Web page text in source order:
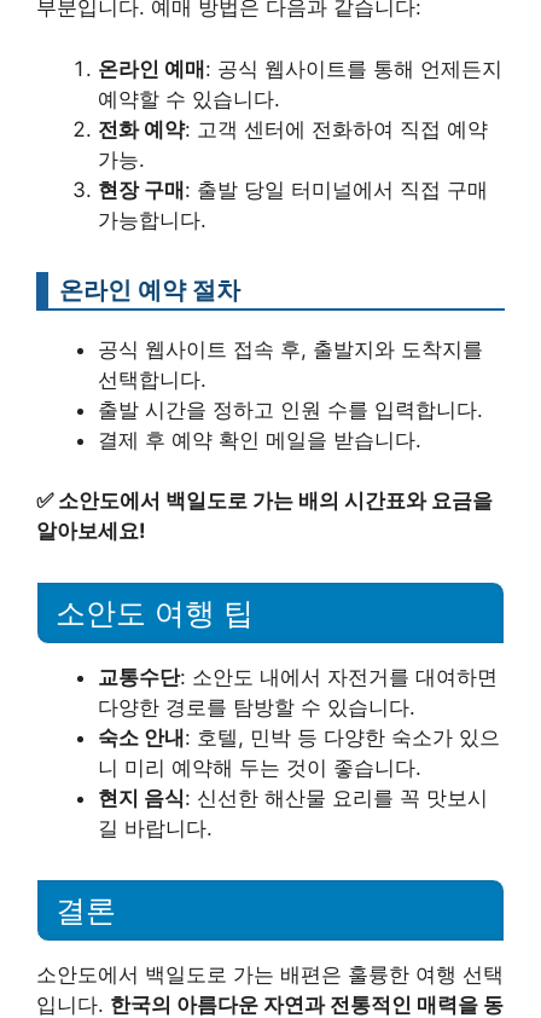
부분입니다. 예매 방법은 다음과 같습니다:
온라인 예매: 공식 웹사이트를 통해 언제든지
예약할 수 있습니다.
전화 예약: 고객 센터에 전화하여 직접 예약
가능.
현장 구매: 출발 당일 터미널에서 직접 구매
가능합니다.
온라인 예약 절차
공식 웹사이트 접속 후, 출발지와 도착지를
선택합니다.
출발 시간을 정하고 인원 수를 입력합니다.
결제 후 예약 확인 메일을 받습니다.
✅ 소안도에서 백일도로 가는 배의 시간표와 요금을
알아보세요!
소안도 여행 팁
교통수단: 소안도 내에서 자전거를 대여하면
다양한 경로를 탐방할 수 있습니다.
숙소 안내 : 호텔, 민박 등 다양한 숙소가 있으
니 미리 예약해 두는 것이 좋습니다.
현지 음식: 신선한 해산물 요리를 꼭 맛보시
길 바랍니다.
결론
소안도에서 백일도로 가는 배편은 훌륭한 여행 선택
입니다. 한국의 아름다운 자연과 전통적인 매력을 동